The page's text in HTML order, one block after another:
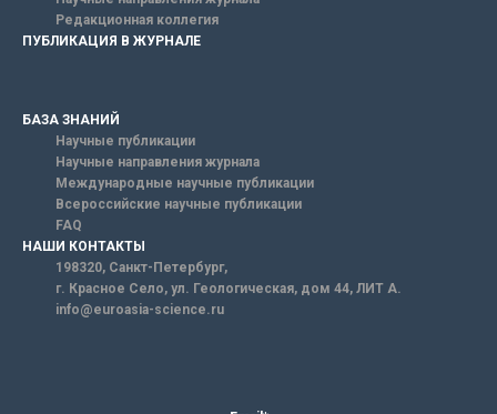
Редакционная коллегия
ПУБЛИКАЦИЯ В ЖУРНАЛЕ
БАЗА ЗНАНИЙ
Научные публикации
Научные направления журнала
Международные научные публикации
Всероссийские научные публикации
FAQ
НАШИ КОНТАКТЫ
198320, Санкт-Петербург,
г. Красное Село, ул. Геологическая, дом 44, ЛИТ А.
info@euroasia-science.ru